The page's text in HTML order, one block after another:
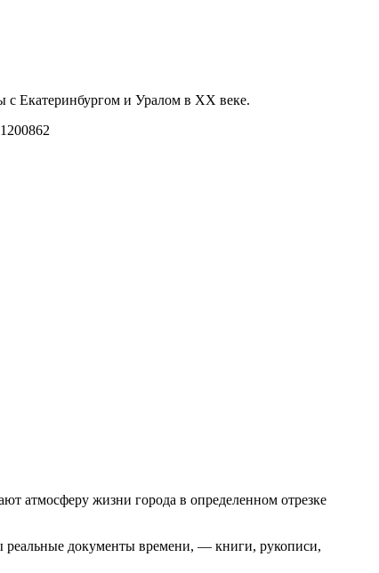
с Екатеринбургом и Уралом в XX веке.
1200862
атмосферу жизни города в определенном отрезке
реальные документы времени, — книги, рукописи,